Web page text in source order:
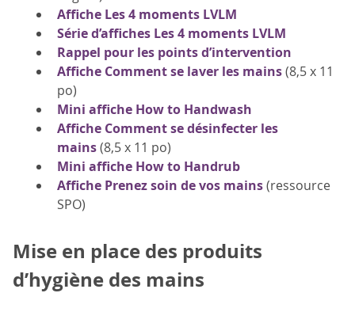
Affiche Les 4 moments LVLM
Série d’affiches Les 4 moments LVLM
Rappel pour les points d’intervention
Affiche Comment se laver les mains(8,5 x 11
po)
Mini affiche How to Handwash
Affiche Comment se désinfecter les
mains(8,5 x 11 po)
Mini affiche How to Handrub
Affiche Prenez soin de vos mains(ressource
SPO)
Mise en place des produits
d’hygiène des mains